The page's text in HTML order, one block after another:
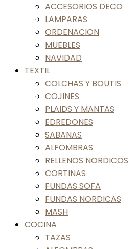
ACCESORIOS DECO
LAMPARAS
ORDENACION
MUEBLES
NAVIDAD
TEXTIL
COLCHAS Y BOUTIS
COJINES
PLAIDS Y MANTAS
EDREDONES
SABANAS
ALFOMBRAS
RELLENOS NORDICOS
CORTINAS
FUNDAS SOFA
FUNDAS NORDICAS
MASH
COCINA
TAZAS